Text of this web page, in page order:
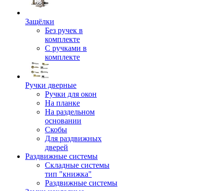
Защёлки
Без ручек в
комплекте
С ручками в
комплекте
Ручки дверные
Ручки для окон
На планке
На раздельном
основании
Скобы
Для раздвижных
дверей
Раздвижные системы
Складные системы
тип "книжка"
Раздвижные системы